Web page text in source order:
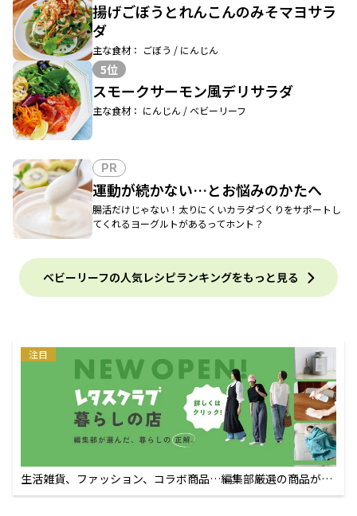
揚げごぼうとれんこんのみそマヨサラ
ダ
主な食材： ごぼう / にんじん
5位
スモークサーモン風デリサラダ
主な食材： にんじん / ベビーリーフ
PR
運動が続かない…とお悩みのかたへ
腸活だけじゃない！太りにくいカラダづくりをサポートし
てくれるヨーグルトがあるってホント？
ベビーリーフの人気レシピランキングをもっと見る
注目
生活雑貨、ファッション、コラボ商品…編集部厳選の商品が買
えるECサイト